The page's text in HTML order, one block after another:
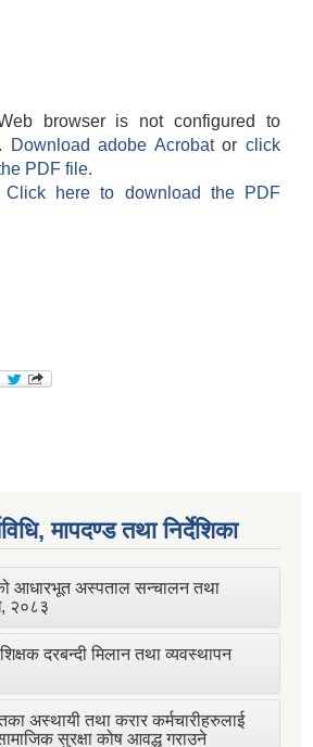
browser is not configured to
Download adobe Acrobatorclick
PDF file.
Click here to download the PDF
मापदण्ड तथा निर्देशिका
आधारभूत अस्पताल सन्चालन तथा
२०८३
दरबन्दी मिलान तथा व्यवस्थापन
अस्थायी तथा करार कर्मचारीहरुलाई
सुरक्षा कोष आवद्ध गराउने